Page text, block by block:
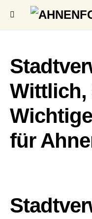
Wittlich,
für